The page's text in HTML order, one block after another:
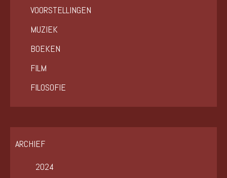
VOORSTELLINGEN
MUZIEK
BOEKEN
FILM
FILOSOFIE
ARCHIEF
2024